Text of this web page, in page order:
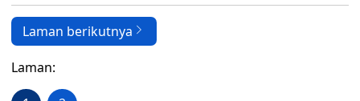
Laman berikutnya
Laman: